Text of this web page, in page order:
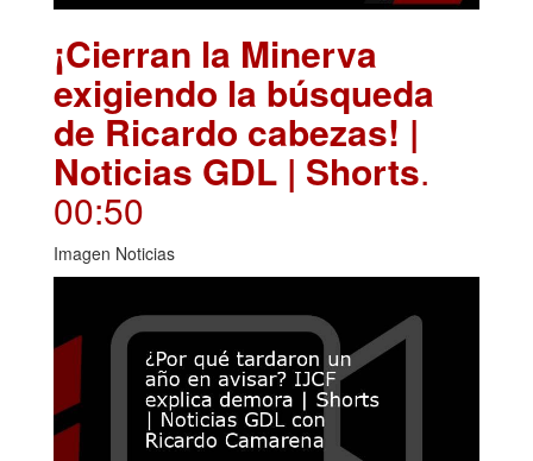
¡Cierran la Minerva
exigiendo la búsqueda
de Ricardo cabezas! |
Noticias GDL | Shorts.
00:50
Imagen Noticias